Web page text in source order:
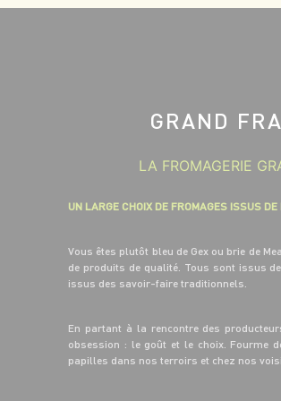
GRAND
LA FROMAGERIE
UN LARGE CHOIX DE FROMAGES ISSUS DE
Vous êtes plutôt bleu de Gex ou brie de
de produits de qualité. Tous sont issus
issus des savoir-faire traditionnels.
En partant à la rencontre des
obsession : le goût et le choix. Fourme
papilles dans nos terroirs et chez nos